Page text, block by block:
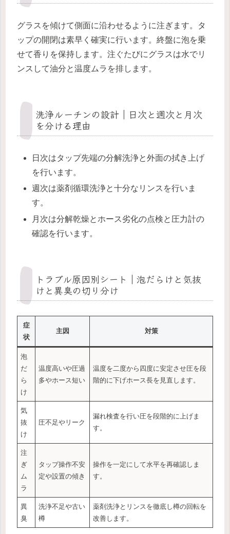
グラスを傾けて側面に沿わせるように注ぎます。タ
ップの開閉は素早く確実に行います。終盤に泡を乗
せて香りを保持します。注ぐたびにグラスは水でリ
ンスして油分と温度ムラを排します。
洗浄ルーチンの設計｜日次と週次と月次
を分ける理由
日次はタップ先端の分解洗浄と外面の拭き上げ
を行います。
週次は薬剤循環洗浄と十分なリンスを行いま
す。
月次は分解乾燥とホース劣化の点検と圧力計の
確認を行います。
トラブル原因別シート｜泡だらけと気抜
けと異臭の切り分け
症
状
主因 対策
泡
だ
ら
け
温度高いや圧過
多やホース短い
温度を二度から四度に安定させ圧を段
階的に下げホース長を見直します。
気
抜
け
圧不足やリーク
漏れ検査を行い圧を段階的に上げま
す。
注
ぎ
ム
ラ
タップ操作不安
定や設置の傾き
操作を一定にして水平を再確認しま
す。
異
臭
洗浄不足や古い
樽
薬剤洗浄とリンスを徹底し樽の回転を
改善します。